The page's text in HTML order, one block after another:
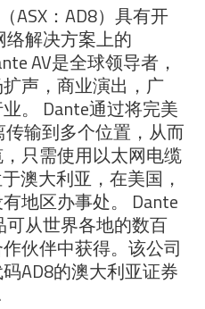
ASX：AD8）具有开
络解决方案上的
AV是全球领导者，
声，商业演出，广
。 Dante通过将完美
输到多个位置，从而
只需使用以太网电缆
澳大利亚，在美国，
地区办事处。 Dante
可从世界各地的数百
伙伴中获得。该公司
AD8的澳大利亚证券